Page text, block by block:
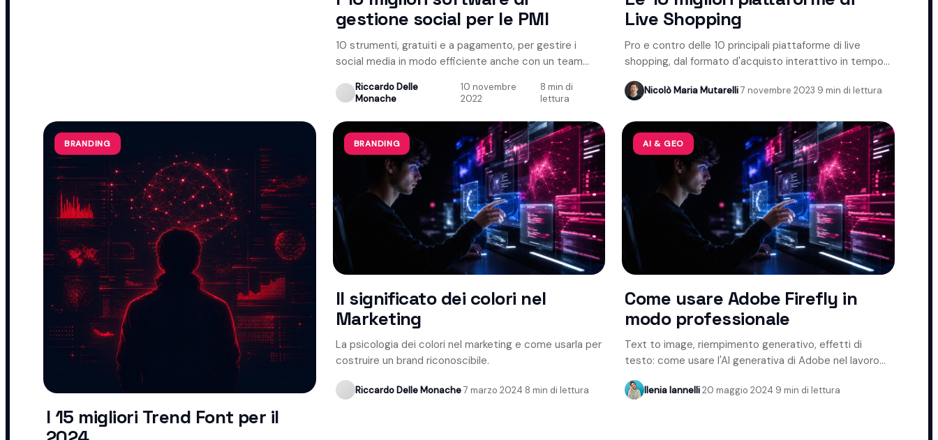
gestione social per le PMI
10 strumenti, gratuiti e a pagamento, per gestire i
social media in modo efficiente anche con un team
Riccardo Delle
Monache
·10 novembre
2022
·8 min di
lettura
Live Shopping
Pro e contro delle 10 principali piattaforme di live
shopping, dal formato d'acquisto interattivo in tempo
Nicolò Maria Mutarelli·7 novembre 2023·9 min di lettura
BRANDING
I 15 migliori Trend Font per il
BRANDING
Il significato dei colori nel
Marketing
La psicologia dei colori nel marketing e come usarla per
costruire un brand riconoscibile.
Riccardo Delle Monache·7 marzo 2024·8 min di lettura
AI & GEO
Come usare Adobe Firefly in
modo professionale
Text to image, riempimento generativo, effetti di
testo: come usare l'AI generativa di Adobe nel lavoro
creativo.
Ilenia Iannelli·20 maggio 2024·9 min di lettura